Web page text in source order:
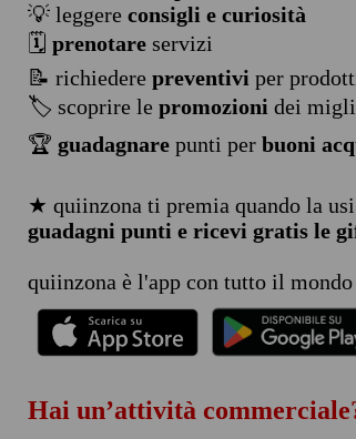
💡 leggere consigli e curiosità
🗓️ prenotareservizi
📝 richiedere preventivi per
🏷️ scoprire le promozioni dei
🏆 guadagnarepunti per buoni
★ quiinzona ti premia quando la
guadagni punti e ricevi gratis le
quiinzona è l'app con tutto il
Hai un’attività